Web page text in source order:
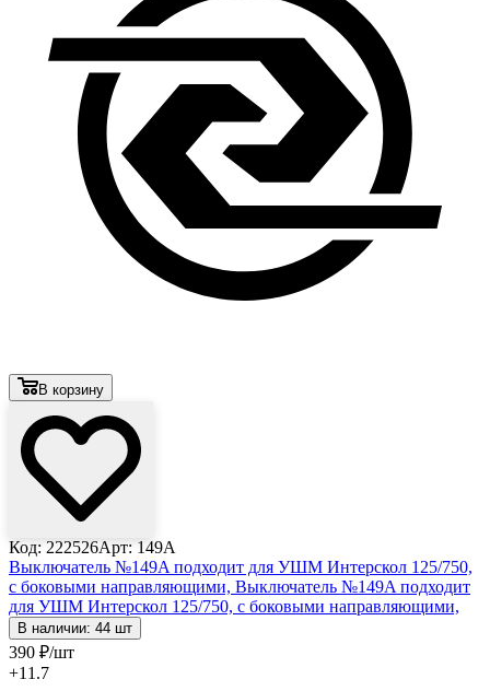
В корзину
Код: 222526Арт: 149А
Выключатель №149A подходит для УШМ Интерскол 125/750,
с боковыми направляющими, Выключатель №149A подходит
для УШМ Интерскол 125/750, с боковыми направляющими,
В наличии: 44 шт
390 ₽/шт
+11.7